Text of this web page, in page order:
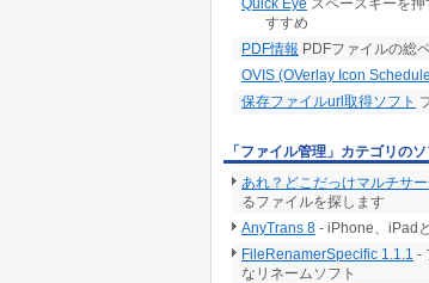
すすめ
PDF情報 PDFファイルの総
OVIS (OVerlay Icon
保存ファイルurl取得ソフト
「ファイル管理」カテゴリの
あれ？どこだっけマルチサ
るファイルを探します
AnyTrans 8 - iPhone、iPad
FileRenamerSpecific 1.1.1 -
なリネームソフト